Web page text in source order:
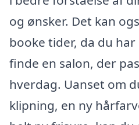
og ønsker. Det kan
booke tider, da du
finde en salon, der
hverdag. Uanset om
klipning, en ny